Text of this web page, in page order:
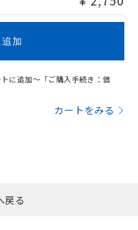
加
に追加～「ご購入手続き：価
カートをみる
戻る